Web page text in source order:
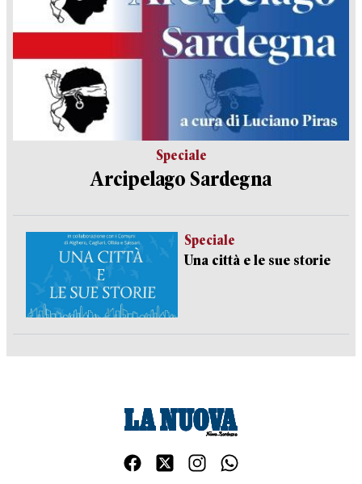
Speciale
Arcipelago Sardegna
Speciale
Una città e le sue storie